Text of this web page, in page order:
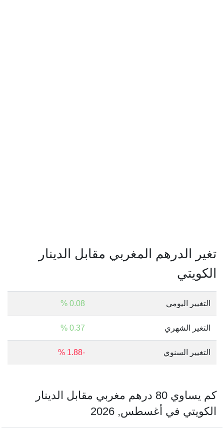
تغير الدرهم المغربي مقابل الدينار
الكويتي
التغيير اليومي 0.08 %
التغير الشهري 0.37 %
التغيير السنوي -1.88 %
كم يساوي 80 درهم مغربي مقابل الدينار
الكويتي في أغسطس, 2026